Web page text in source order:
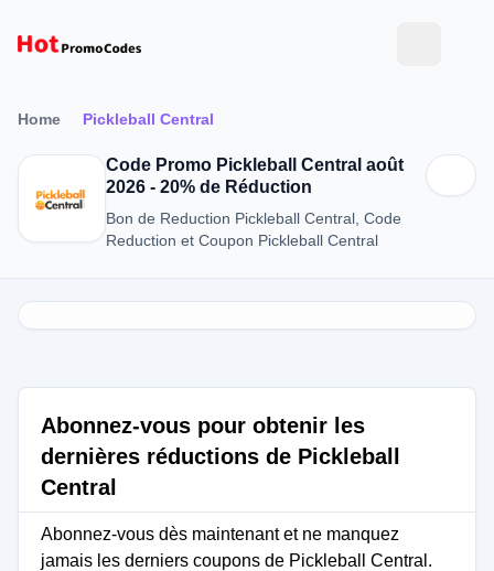
Home Pickleball Central
Code Promo Pickleball Central août
2026 - 20% de Réduction
Bon de Reduction Pickleball Central, Code
Reduction et Coupon Pickleball Central
Abonnez-vous pour obtenir les
dernières réductions de Pickleball
Central
Abonnez-vous dès maintenant et ne manquez
jamais les derniers coupons de Pickleball Central.